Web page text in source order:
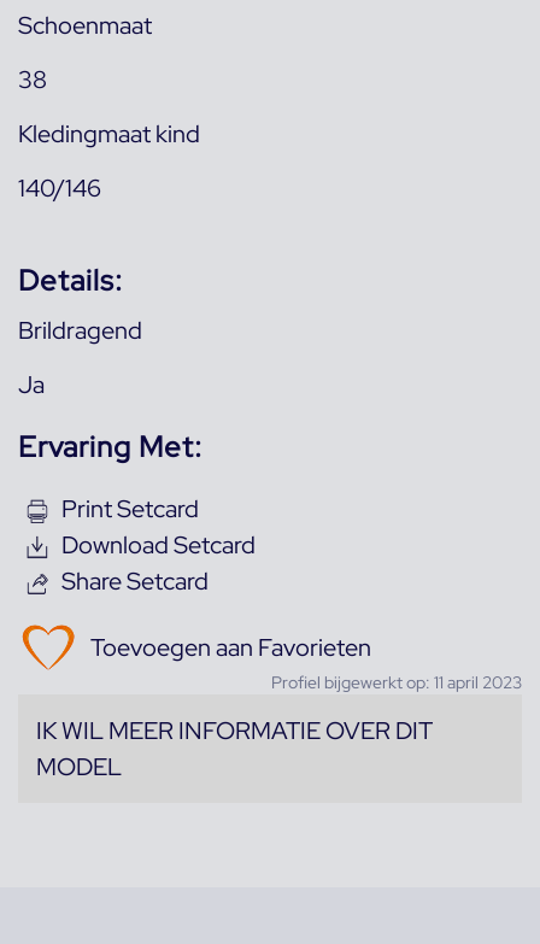
Schoenmaat
38
Kledingmaat kind
140/146
Details:
Brildragend
Ja
Ervaring Met:
Print Setcard
Download Setcard
Share Setcard
Toevoegen aan Favorieten
Profiel bijgewerkt op: 11 april 2023
IK WIL MEER INFORMATIE OVER DIT
MODEL